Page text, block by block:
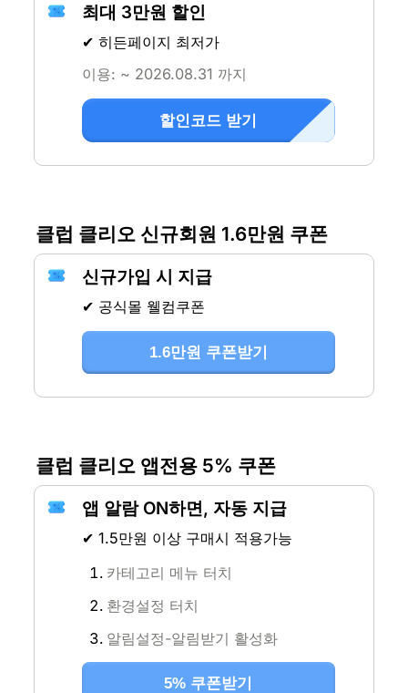
최대 3만원 할인
✔ 히든페이지 최저가
이용: ~ 2026.08.31 까지
할인코드 받기
클럽 클리오 신규회원 1.6만원 쿠폰
신규가입 시 지급
✔ 공식몰 웰컴쿠폰
1.6만원 쿠폰받기
클럽 클리오 앱전용 5% 쿠폰
앱 알람 ON하면, 자동 지급
✔ 1.5만원 이상 구매시 적용가능
카테고리 메뉴 터치
환경설정 터치
알림설정-알림받기 활성화
5% 쿠폰받기